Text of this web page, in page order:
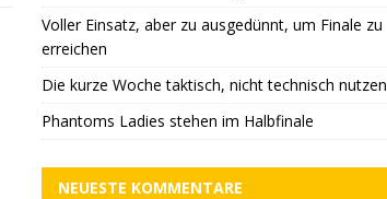
Voller Einsatz, aber zu ausgedünnt, um Finale zu
erreichen
Die kurze Woche taktisch, nicht technisch nutzen
Phantoms Ladies stehen im Halbfinale
NEUESTE KOMMENTARE